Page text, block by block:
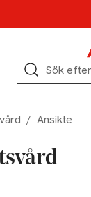
Sök
/ Ansikte